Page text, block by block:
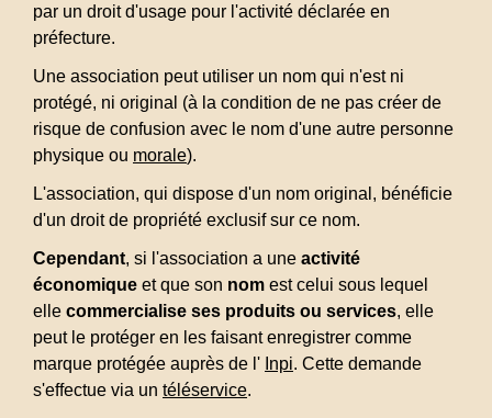
par un droit d'usage pour l'activité déclarée en
préfecture.
Une association peut utiliser un nom qui n'est ni
protégé, ni original (à la condition de ne pas créer de
risque de confusion avec le nom d'une autre personne
physique ou morale).
L'association, qui dispose d'un nom original, bénéficie
d'un droit de propriété exclusif sur ce nom.
Cependant, si l'association a une activité
économique et que son nom est celui sous lequel
elle commercialise ses produits ou services, elle
peut le protéger en les faisant enregistrer comme
marque protégée auprès de l' Inpi. Cette demande
s'effectue via un téléservice.